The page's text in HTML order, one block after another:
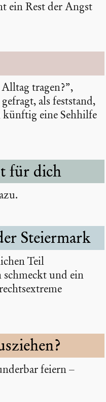
ein Rest der Angst
tragen?”,
als feststand,
eine Sehhilfe
für dich
Steier­mark
Teil
schmeckt und ein
feiern –